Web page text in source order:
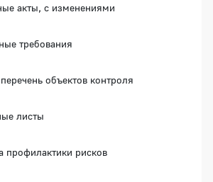
акты, с изменениями
требования
объектов контроля
листы
профилактики рисков